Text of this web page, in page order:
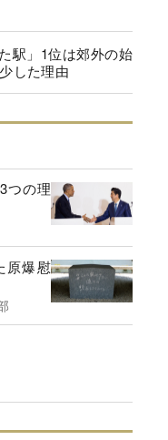
駅」1位は郊外の始
した理由
つの理
原爆慰